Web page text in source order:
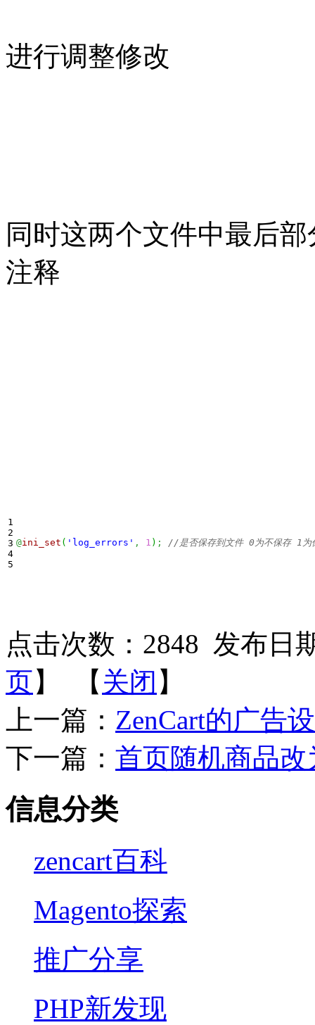
进行调整修改
同时这两个文件中最后
注释
1
2
3
4
@ini_set ( 'log_errors' , 1 ) ; //是否保存到文件 0为不保存 1为
点击次数： 2848 发布日
页】 【 关闭 】
上一篇： ZenCart的广告
下一篇： 首页随机商品
信息分类
zencart百科
Magento探索
推广分享
PHP新发现